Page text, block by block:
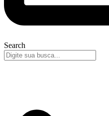
Search